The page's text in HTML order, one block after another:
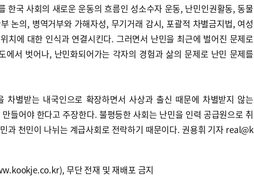
한국 사회의 새로운 운동의 흐름인 성소수자 운동, 난민인권활동, 동물
논의, 병역거부와 가해자성, 무기거래 감시, 포괄적 차별금지법, 여성
치에 대한 인식과 연결시킨다. 그러면서 난민을 최근에 벌어진 문제로
에서 벗어나, 난민화되어가는 각자의 경험과 삶의 문제로 난민 문제를
차별받는 내국인으로 확장하면서 사상과 출신 때문에 차별받지 않는
만들어야 한다고 주장한다. 불평등한 사회는 난민을 인력 공급원으로 취
과 천민이 나뉘는 계급사회로 전락하기 때문이다. 권용휘 기자 real@k
무단 전재 및 재배포 금지